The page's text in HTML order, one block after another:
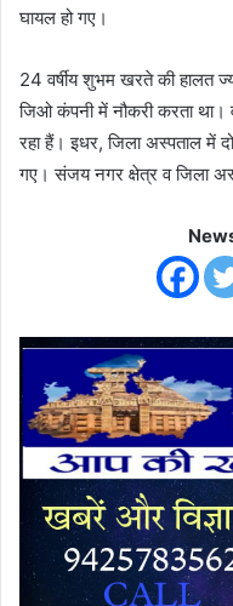
घायल हो गए।
24 वर्षीय शुभम खरते की हालत
जिओ कंपनी में नौकरी करता था।
रहा हैं। इधर, जिला अस्पताल में
गए। संजय नगर क्षेत्र व जिला